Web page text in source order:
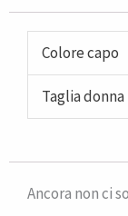
Colore capo
Taglia donna
Ancora non ci